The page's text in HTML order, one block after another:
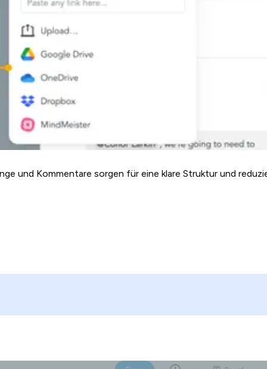
Kommentare sorgen für eine klare Struktur und